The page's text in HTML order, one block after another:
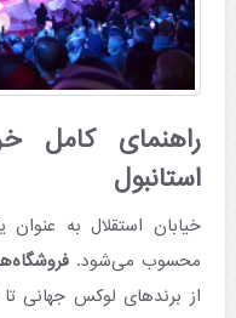
راهنمای کامل
استانبول
خیابان استقلال به
محسوب می‌شود.
از برندهای لوکس جهانی